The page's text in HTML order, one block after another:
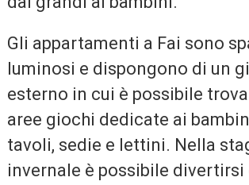
Gli appartamenti a Fai sono
luminosi e dispongono di un
esterno in cui è possibile
aree giochi dedicate ai
tavoli, sedie e lettini. Nella
invernale è possibile